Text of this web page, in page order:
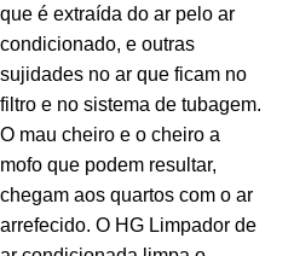
que é extraída do ar pelo ar
condicionado, e outras
sujidades no ar que ficam no
filtro e no sistema de tubagem.
O mau cheiro e o cheiro a
mofo que podem resultar,
chegam aos quartos com o ar
arrefecido. O HG Limpador de